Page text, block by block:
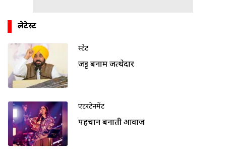
लेटेस्ट
स्टेट
जट्ट बनाम जत्थेदार
एंटरटेनमेंट
पहचान बनाती आवाज